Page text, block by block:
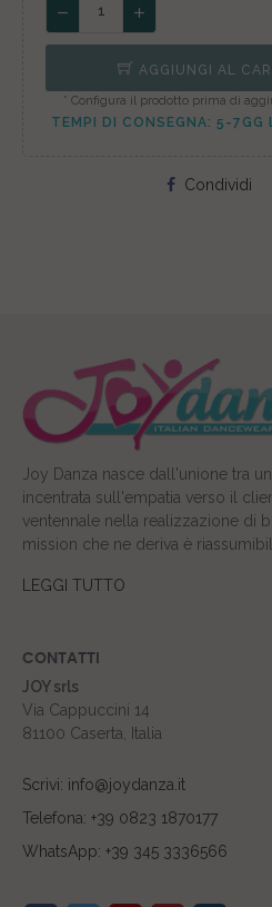
AGGIUNGI AL
* Configura il prodotto prima di
TEMPI DI CONSEGNA: 5-7GG
Condividi
Joy Danza nasce dall'unione tra
incentrata sull'empatia verso il
ventennale nella realizzazione di
mission che ne deriva è
LEGGI TUTTO
CONTATTI
JOY srls
Via Cappuccini 14
81100 Caserta, Italia
Scrivi: info@joydanza.it
Telefona: +39 0823 1870177
WhatsApp: +39 345 3336566